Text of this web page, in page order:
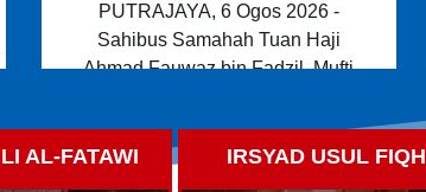
PUTRAJAYA, 6 Ogos 2026 -
Sahibus Samahah Tuan Haji
Ahmad Fauwaz bin Fadzil, Mufti
AL-FATAWI IRSYAD USUL FIQH